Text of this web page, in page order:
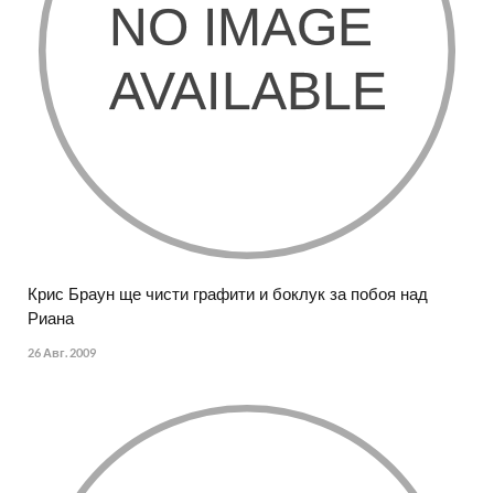
Крис Браун ще чисти графити и боклук за побоя над
Риана
26 Авг. 2009